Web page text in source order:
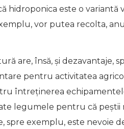
hidroponica este o variantă
vor putea recolta,
are, însă, și dezavantaje,
pentru activitatea
întreținerea
legumele pentru că
spre exemplu, este nevoie